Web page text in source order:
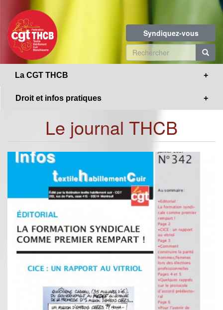
contenu
principal
Syndiquez-vous
Formulaire
de
La CGT THCB
Droit et infos pratiques
Le journal THCB